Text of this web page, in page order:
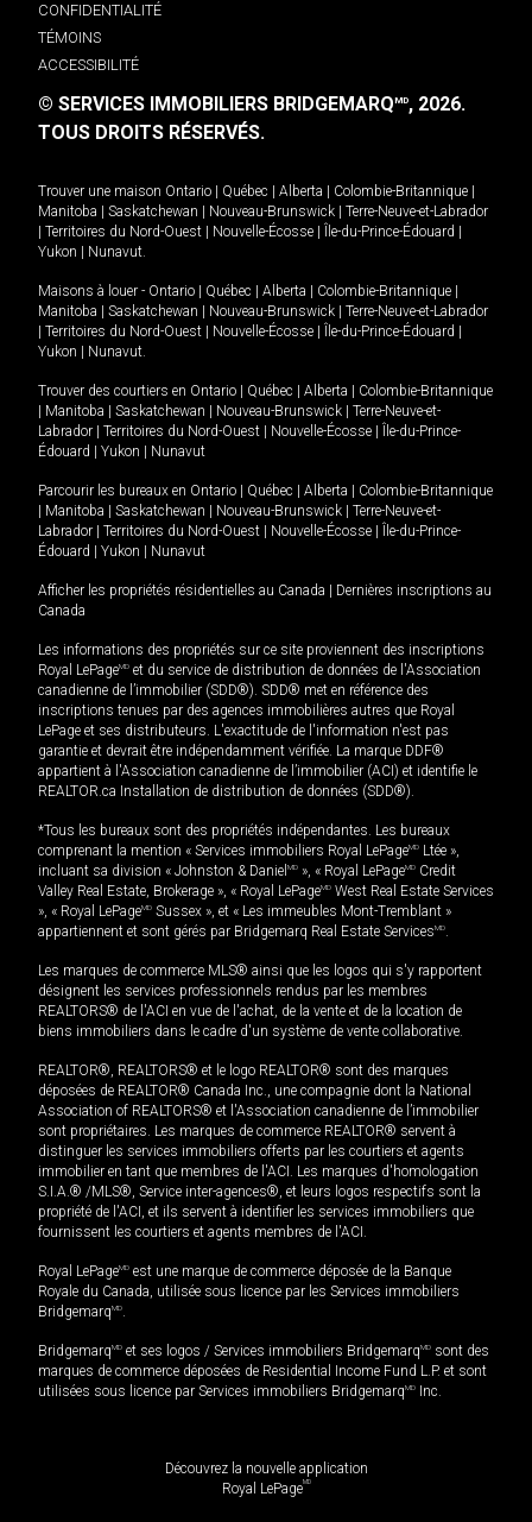
CONFIDENTIALITÉ
TÉMOINS
ACCESSIBILITÉ
© SERVICES IMMOBILIERS BRIDGEMARQMD, 2026.
TOUS DROITS RÉSERVÉS.
Trouver une maison Ontario Québec Alberta Colombie-Britannique
Manitoba
Saskatchewan Nouveau-Brunswick
Terre-Neuve-et-Labrador
Territoires du Nord-Ouest Nouvelle-Écosse Île-du-Prince-Édouard
Yukon
Nunavut.
Maisons à louer - Ontario Québec Alberta Colombie-Britannique
Manitoba
Saskatchewan Nouveau-Brunswick
Terre-Neuve-et-Labrador
Territoires du Nord-Ouest Nouvelle-Écosse Île-du-Prince-Édouard
Yukon
Nunavut.
Trouver des courtiers en Ontario Québec Alberta
Colombie-Britannique
Manitoba Saskatchewan Nouveau-Brunswick
Terre-Neuve-et-
Labrador
Territoires du Nord-Ouest Nouvelle-Écosse
Île-du-Prince-
Édouard
Yukon Nunavut
Parcourir les bureaux en Ontario Québec Alberta
Colombie-Britannique
Manitoba Saskatchewan Nouveau-Brunswick
Terre-Neuve-et-
Labrador
Territoires du Nord-Ouest Nouvelle-Écosse
Île-du-Prince-
Édouard
Yukon Nunavut
Afficher les propriétés résidentielles au Canada
Dernières inscriptions au
Canada
Les informations des propriétés sur ce site proviennent des inscriptions
Royal LePageMD et du service de distribution de données de l'Association
canadienne de l’immobilier (SDD®). SDD® met en référence des
inscriptions tenues par des agences immobilières autres que Royal
LePage et ses distributeurs. L'exactitude de l'information n'est pas
garantie et devrait être indépendamment vérifiée. La marque DDF®
appartient à l'Association canadienne de l’immobilier (ACI) et identifie le
REALTOR.ca Installation de distribution de données (SDD®).
*Tous les bureaux sont des propriétés indépendantes. Les bureaux
comprenant la mention « Services immobiliers Royal LePageMD Ltée »,
incluant sa division « Johnston & Daniel MD », « Royal LePageMD Credit
Valley Real Estate, Brokerage », « Royal LePageMD West Real Estate Services
», « Royal LePageMD Sussex », et « Les immeubles Mont-Tremblant »
appartiennent et sont gérés par Bridgemarq Real Estate ServicesMD.
Les marques de commerce MLS® ainsi que les logos qui s'y rapportent
désignent les services professionnels rendus par les membres
REALTORS® de l'ACI en vue de l'achat, de la vente et de la location de
biens immobiliers dans le cadre d'un système de vente collaborative.
REALTOR®, REALTORS® et le logo REALTOR® sont des marques
déposées de REALTOR® Canada Inc., une compagnie dont la National
Association of REALTORS® et l'Association canadienne de l’immobilier
sont propriétaires. Les marques de commerce REALTOR® servent à
distinguer les services immobiliers offerts par les courtiers et agents
immobilier en tant que membres de l'ACI. Les marques d'homologation
S.I.A.® /MLS®, Service inter-agences®, et leurs logos respectifs sont la
propriété de l'ACI, et ils servent à identifier les services immobiliers que
fournissent les courtiers et agents membres de l'ACI.
Royal LePageMD est une marque de commerce déposée de la Banque
Royale du Canada, utilisée sous licence par les Services immobiliers
BridgemarqMD.
BridgemarqMD et ses logos / Services immobiliers BridgemarqMD sont des
marques de commerce déposées de Residential Income Fund L.P. et sont
utilisées sous licence par Services immobiliers BridgemarqMD Inc.
Découvrez la nouvelle application
Royal LePageMD